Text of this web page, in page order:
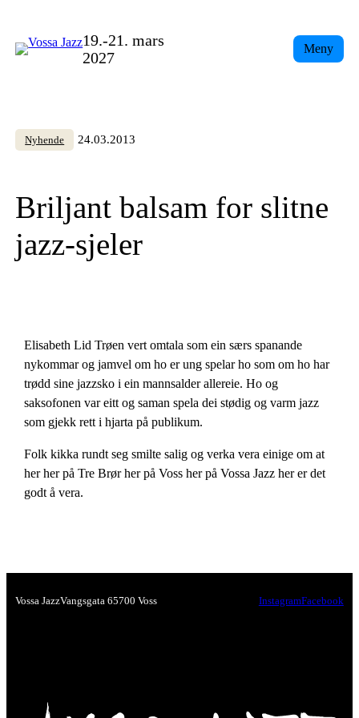
content
19.-21. mars
2027
Meny
Nyhende 24.03.2013
Briljant balsam for slitne
jazz-sjeler
Elisabeth Lid Trøen vert omtala som ein særs spanande
nykommar og jamvel om ho er ung spelar ho som om ho har
trødd sine jazzsko i ein mannsalder allereie. Ho og
saksofonen var eitt og saman spela dei stødig og varm jazz
som gjekk rett i hjarta på publikum.
Folk kikka rundt seg smilte salig og verka vera einige om at
her her på Tre Brør her på Voss her på Vossa Jazz her er det
godt å vera.
Vossa JazzVangsgata 65700 Voss InstagramFacebook